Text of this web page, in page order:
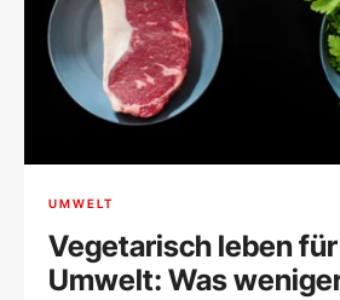
UMWELT
Vegetarisch leben
Umwelt: Was